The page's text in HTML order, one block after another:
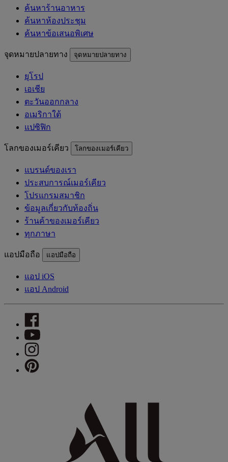
ค้นหาร้านอาหาร
ค้นหาห้องประชุม
ค้นหาข้อเสนอพิเศษ
จุดหมายปลายทาง จุดหมายปลายทาง
ยุโรป
เอเชีย
ตะวันออกกลาง
อเมริกาใต้
แปซิฟิก
โลกของเมอร์เคียว โลกของเมอร์เคียว
แบรนด์ของเรา
ประสบการณ์เมอร์เคียว
โปรแกรมสมาชิก
ข้อมูลเกี่ยวกับท้องถิ่น
ร้านค้าของเมอร์เคียว
ทุกภาษา
แอปมือถือ แอปมือถือ
แอป iOS
แอป Android